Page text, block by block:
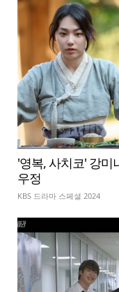
'영복, 사치코' 강미
우정
KBS 드라마 스페셜 2024